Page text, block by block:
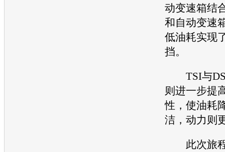
动变速箱结
和自动变速
低油耗实现
挡。
TSI与
则进一步提
性，使油耗
洁，动力则
此次旅程